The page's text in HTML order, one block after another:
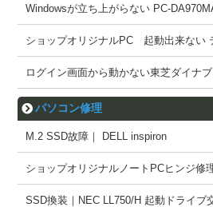
Windowsが立ち上がらない PC-
ショップオリジナルPC 起動出来ない
ログイン画面から動かない東芝ダイナ
パソコン修理
M.2 SSD故障｜ DELL inspiron
ショップオリジナルノートPCヒンジ修
SSD換装｜NEC LL750/H 起動ドライブ